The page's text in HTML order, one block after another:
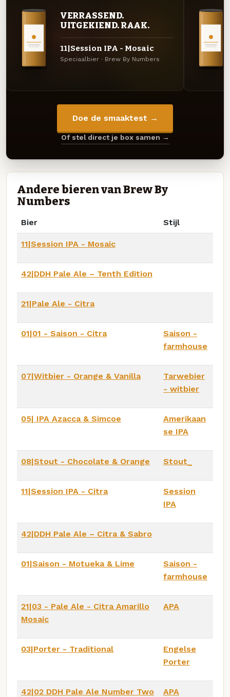
VERRASSEND.
UITGEKIEND. RAAK.
11|Session IPA - Mosaic
Speciaalbier · Brew By Numbers
Doe de smaaktest →
Of stel direct je box samen →
Andere bieren van Brew By
Numbers
Bier Stijl
11|Session IPA - Mosaic
42|DDH Pale Ale – Tenth Edition
21|Pale Ale - Citra
01|01 - Saison - Citra
Saison -
farmhouse
07|Witbier - Orange & Vanilla
Tarwebier
- witbier
05| IPA Azacca & Simcoe
Amerikaan
se IPA
08|Stout - Chocolate & Orange Stout_
11|Session IPA - Citra
Session
IPA
42|DDH Pale Ale – Citra & Sabro
01|Saison - Motueka & Lime
Saison -
farmhouse
21|03 - Pale Ale - Citra Amarillo
Mosaic
APA
03|Porter - Traditional
Engelse
Porter
42|02 DDH Pale Ale Number Two APA